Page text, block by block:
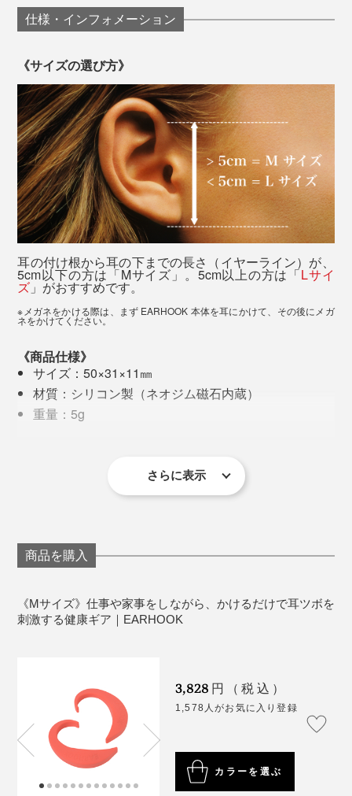
長時間同じ姿勢で一つの画面を凝視し、目などを酷使す
ると、身体だけでなく、脳も疲れてしまいます。
こんな症状が出てきたら、脳が悲鳴を上げている証拠。
物覚えが悪くなる
判断力が鈍る
イライラする
何をするのも面倒に感じる
そんな深刻な状態になる前に、自分を労ることが何より
る際は、以下のことに注意してくださいね。
正しい姿勢をキープできる椅子を使う
モニター周囲と部屋の明るさに著しい差がないよう
パソコンのディスプレイは、その画面の上端が眼の
高さとほぼ同じか、やや下になる高さにする
寝室にスマホを持ち込まない
毎日少しでも、パソコンやスマホから離れる時間を
仕様・インフォメーション
《サイズの選び方》
耳の付け根から耳の下までの長さ（イヤーライン）が、
5cm以下の方は「Mサイズ」。5cm以上の方は「Lサイ
ズ 」がおすすめです。
※メガネをかける際は、まず EARHOOK 本体を耳にかけて、その後にメガ
ネをかけてください。
《商品仕様》
サイズ：50×31×11㎜
材質：シリコン製（ネオジム磁石内蔵）
重量：5g
※1日30分以上の装着をおすすめします。
さらに表示
商品を購入
《Mサイズ》仕事や家事をしながら、かけるだけで耳ツボを
刺激する健康ギア｜EARHOOK
3,828 円（税込）
1,578人がお気に入り登録
カラーを選ぶ